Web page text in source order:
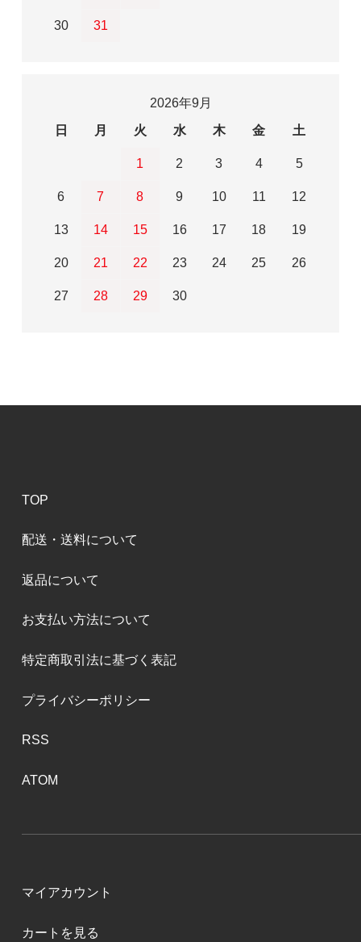
30 31
2026年9月
日
月 火 水 木 金 土
1 2 3 4 5
6 7 8 9 10 11 12
13 14 15 16 17 18 19
20 21 22 23 24 25 26
27 28 29 30
TOP
配送・送料について
返品について
お支払い方法について
特定商取引法に基づく表記
プライバシーポリシー
RSS
ATOM
マイアカウント
カートを見る